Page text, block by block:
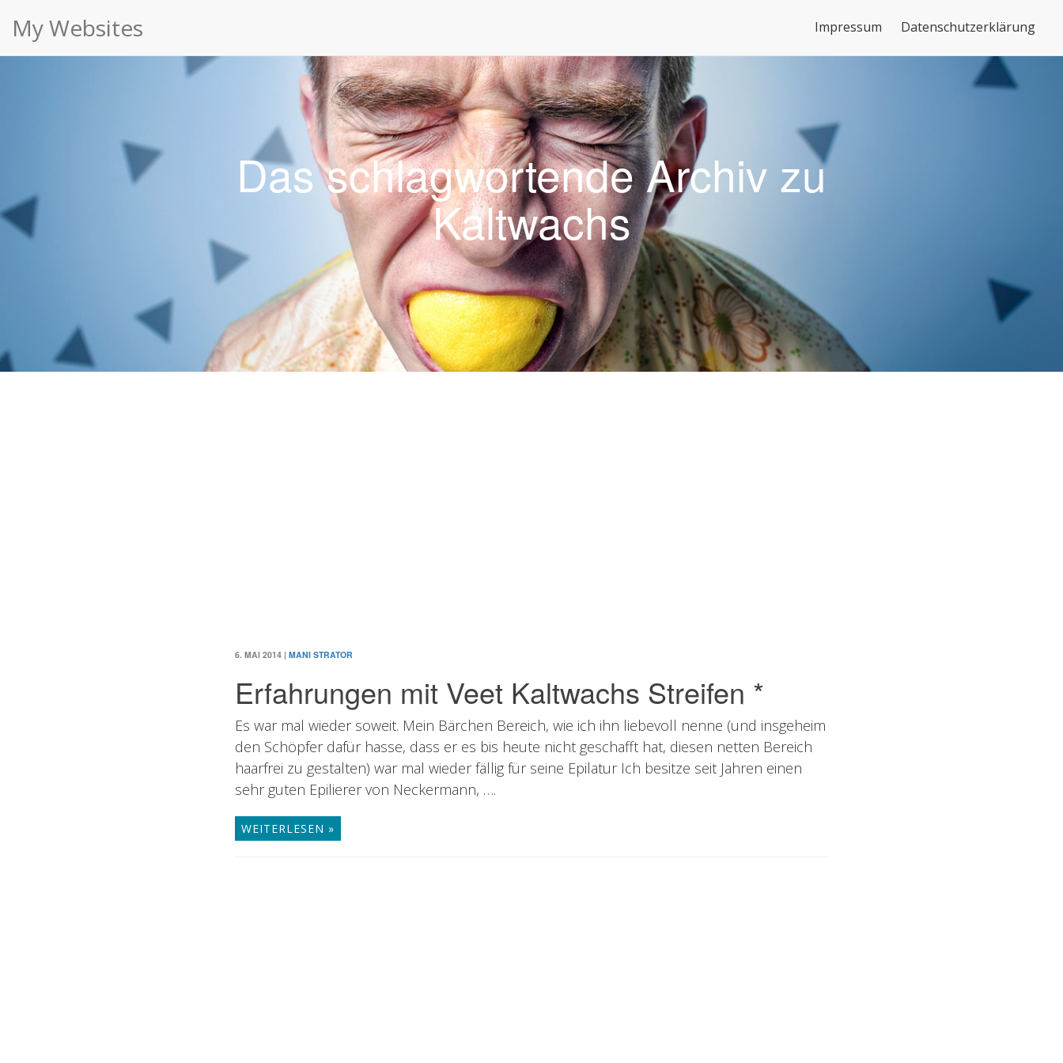
My Websites Impressum Datenschutzerklärung
Das schlagwortende Archiv zu
Kaltwachs
6. MAI 2014 | MANI STRATOR
Erfahrungen mit Veet Kaltwachs Streifen *
Es war mal wieder soweit. Mein Bärchen Bereich, wie ich ihn liebevoll nenne (und insgeheim
den Schöpfer dafür hasse, dass er es bis heute nicht geschafft hat, diesen netten Bereich
haarfrei zu gestalten) war mal wieder fällig für seine Epilatur Ich besitze seit Jahren einen
sehr guten Epilierer von Neckermann, ….
WEITERLESEN »